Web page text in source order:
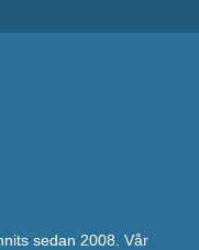
sedan 2008. Vår